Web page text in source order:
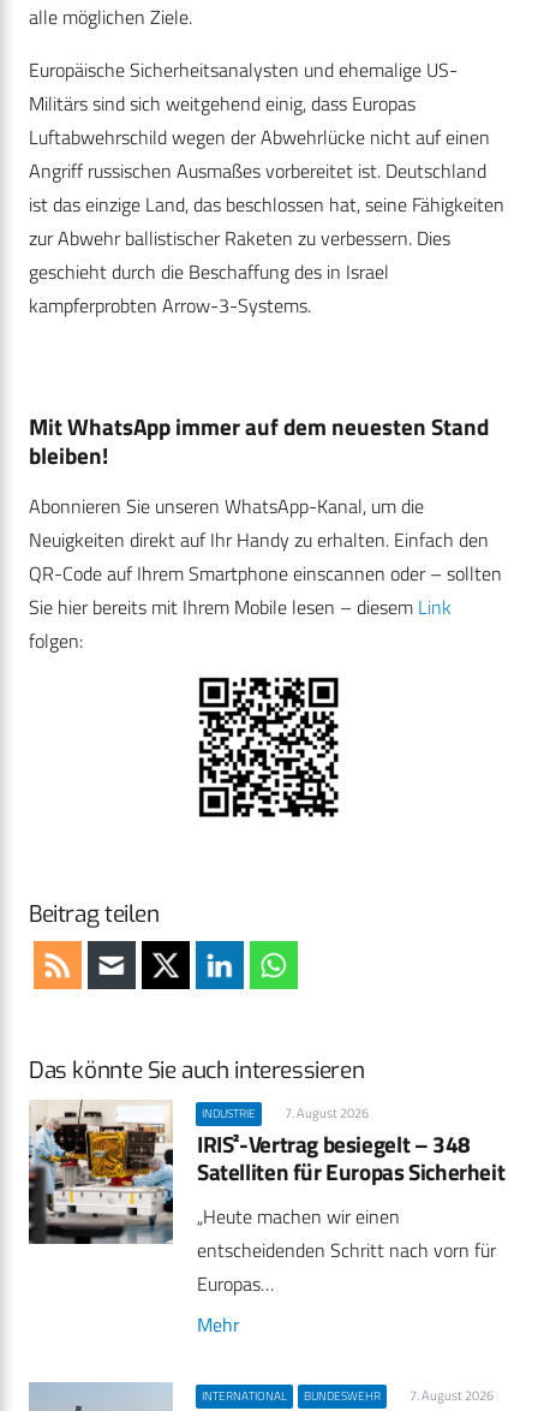
alle möglichen Ziele.
Europäische Sicherheitsanalysten und ehemalige US-
Militärs sind sich weitgehend einig, dass Europas
Luftabwehrschild wegen der Abwehrlücke nicht auf einen
Angriff russischen Ausmaßes vorbereitet ist. Deutschland
ist das einzige Land, das beschlossen hat, seine Fähigkeiten
zur Abwehr ballistischer Raketen zu verbessern. Dies
geschieht durch die Beschaffung des in Israel
kampferprobten Arrow-3-Systems.
Mit WhatsApp immer auf dem neuesten Stand
bleiben!
Abonnieren Sie unseren WhatsApp-Kanal, um die
Neuigkeiten direkt auf Ihr Handy zu erhalten. Einfach den
QR-Code auf Ihrem Smartphone einscannen oder – sollten
Sie hier bereits mit Ihrem Mobile lesen – diesem Link
folgen:
Beitrag teilen
Das könnte Sie auch interessieren
INDUSTRIE 7. August 2026
IRIS²-Vertrag besiegelt – 348
Satelliten für Europas Sicherheit
„Heute machen wir einen
entscheidenden Schritt nach vorn für
Europas…
Mehr
INTERNATIONAL BUNDESWEHR 7. August 2026